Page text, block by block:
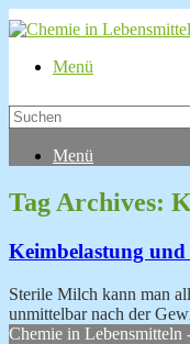
Menü
Menü
Tag Archives:
Keimbelastung und
Sterile Milch kann man
unmittelbar nach der
Chemie in